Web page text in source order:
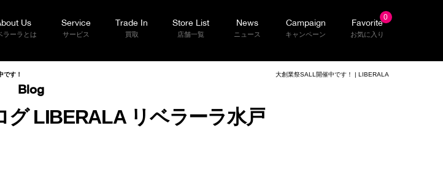
Us
ラーラとは
Service
サービス
Trade In
買取
Store List
店舗一覧
News
ニュース
Campaign
キャンペーン
Favorite
0
お気に入り
大創業祭SALL開催中です！ | LIBERALA
Blog
グ LIBERALA リベラーラ水戸
です！